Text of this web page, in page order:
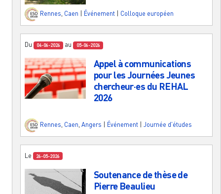
Rennes, Caen Événement Colloque européen
Du 04-06-2026 au 05-06-2026
Appel à communications
pour les Journées Jeunes
chercheur·es du REHAL
2026
Rennes Caen Angers Événement Journée d'études
Le 26-05-2026
Soutenance de thèse de
Pierre Beaulieu